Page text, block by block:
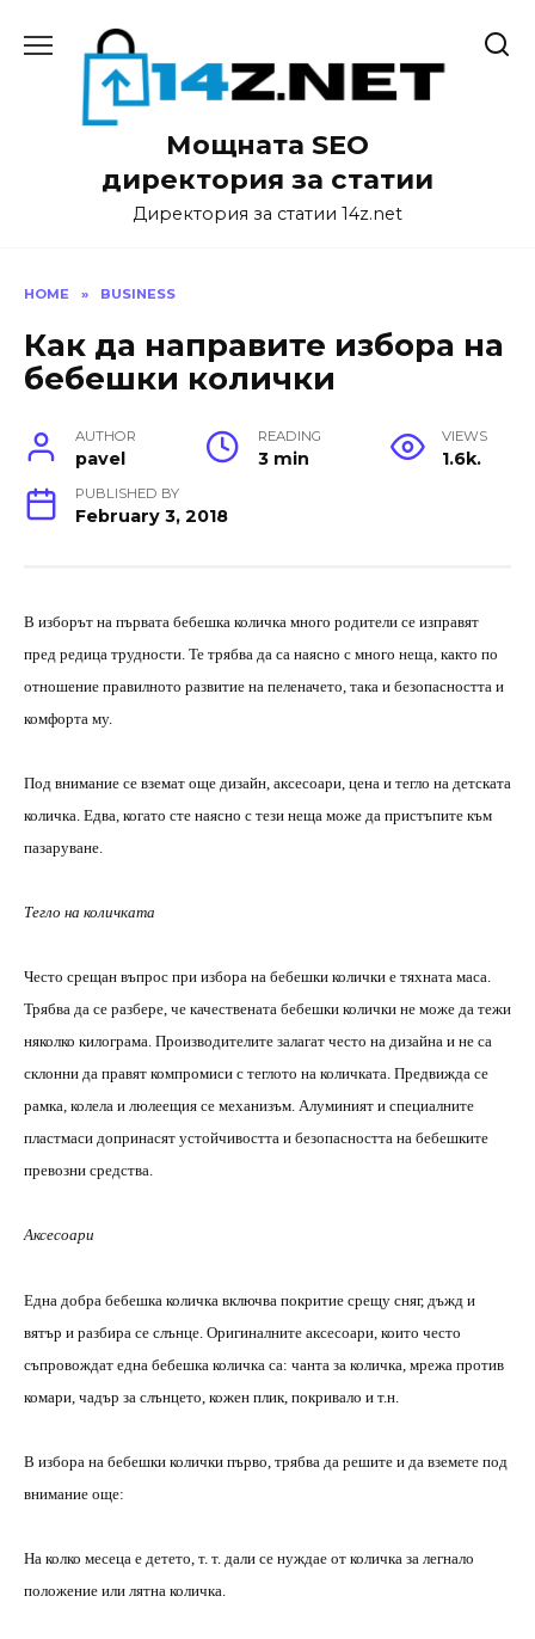
Мощната SEO
директория за статии
Директория за статии 14z.net
HOME » BUSINESS
Как да направите избора на
бебешки колички
AUTHOR
pavel
READING
3 min
VIEWS
1.6k.
PUBLISHED BY
February 3, 2018
В изборът на първата бебешка количка много родители се изправят
пред редица трудности. Те трябва да са наясно с много неща, както по
отношение правилното развитие на пеленачето, така и безопасността и
комфорта му.
Под внимание се вземат още дизайн, аксесоари, цена и тегло на детската
количка. Едва, когато сте наясно с тези неща може да пристъпите към
пазаруване.
Тегло на количката
Често срещан въпрос при избора на бебешки колички е тяхната маса.
Трябва да се разбере, че качествената бебешки колички не може да тежи
няколко килограма. Производителите залагат често на дизайна и не са
склонни да правят компромиси с теглото на количката. Предвижда се
рамка, колела и люлеещия се механизъм. Алуминият и специалните
пластмаси допринасят устойчивостта и безопасността на бебешките
превозни средства.
Аксесоари
Една добра бебешка количка включва покритие срещу сняг, дъжд и
вятър и разбира се слънце. Оригиналните аксесоари, които често
съпровождат една бебешка количка са: чанта за количка, мрежа против
комари, чадър за слънцето, кожен плик, покривало и т.н.
В избора на бебешки колички първо, трябва да решите и да вземете под
внимание още:
На колко месеца е детето, т. т. дали се нуждае от количка за легнало
положение или лятна количка.